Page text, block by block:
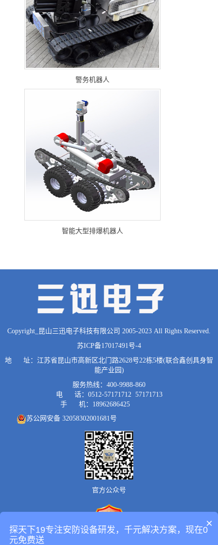
警务机器人
智能大型排爆机器人
Copyright_昆山三迅电子科技有限公司 2005-2023 All Rights Reserved.
苏ICP备17017491号-4
地 址：江苏省昆山市高新区北门路2628号22栋5楼(联合鑫创具身智
能产业园)
服务热线：400-9988-860
电 话：0512-57171712 57171713
手 机：18962686425
苏公网安备 32058302001681号
官方公众号
×
探天下19专注安防设备研发，千元解决方案，现在0
元免费送